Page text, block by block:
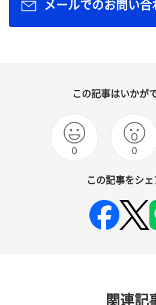
メールでのお問い合
この記事はいかが
0 0
この記事をシ
関連記